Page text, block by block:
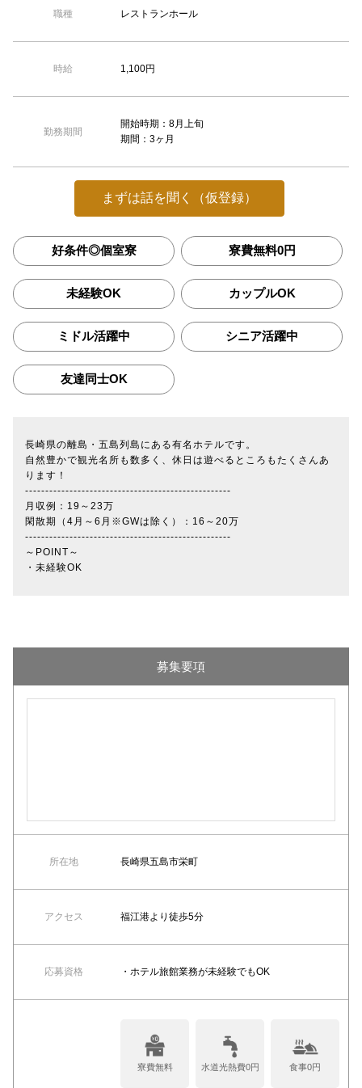
職種 レストランホール
時給 1,100円
勤務期間
開始時期：8月上旬
期間：3ヶ月
まずは話を聞く（仮登録）
好条件◎個室寮 寮費無料0円
未経験OK カップルOK
ミドル活躍中 シニア活躍中
友達同士OK
長崎県の離島・五島列島にある有名ホテルです。
自然豊かで観光名所も数多く、休日は遊べるところもたくさんあ
ります！
---------------------------------------------------
月収例：19～23万
閑散期（4月～6月※GWは除く）：16～20万
---------------------------------------------------
～POINT～
・未経験OK
募集要項
所在地 長崎県五島市栄町
アクセス 福江港より徒歩5分
応募資格 ・ホテル旅館業務が未経験でもOK
寮費無料 水道光熱費0円 食事0円